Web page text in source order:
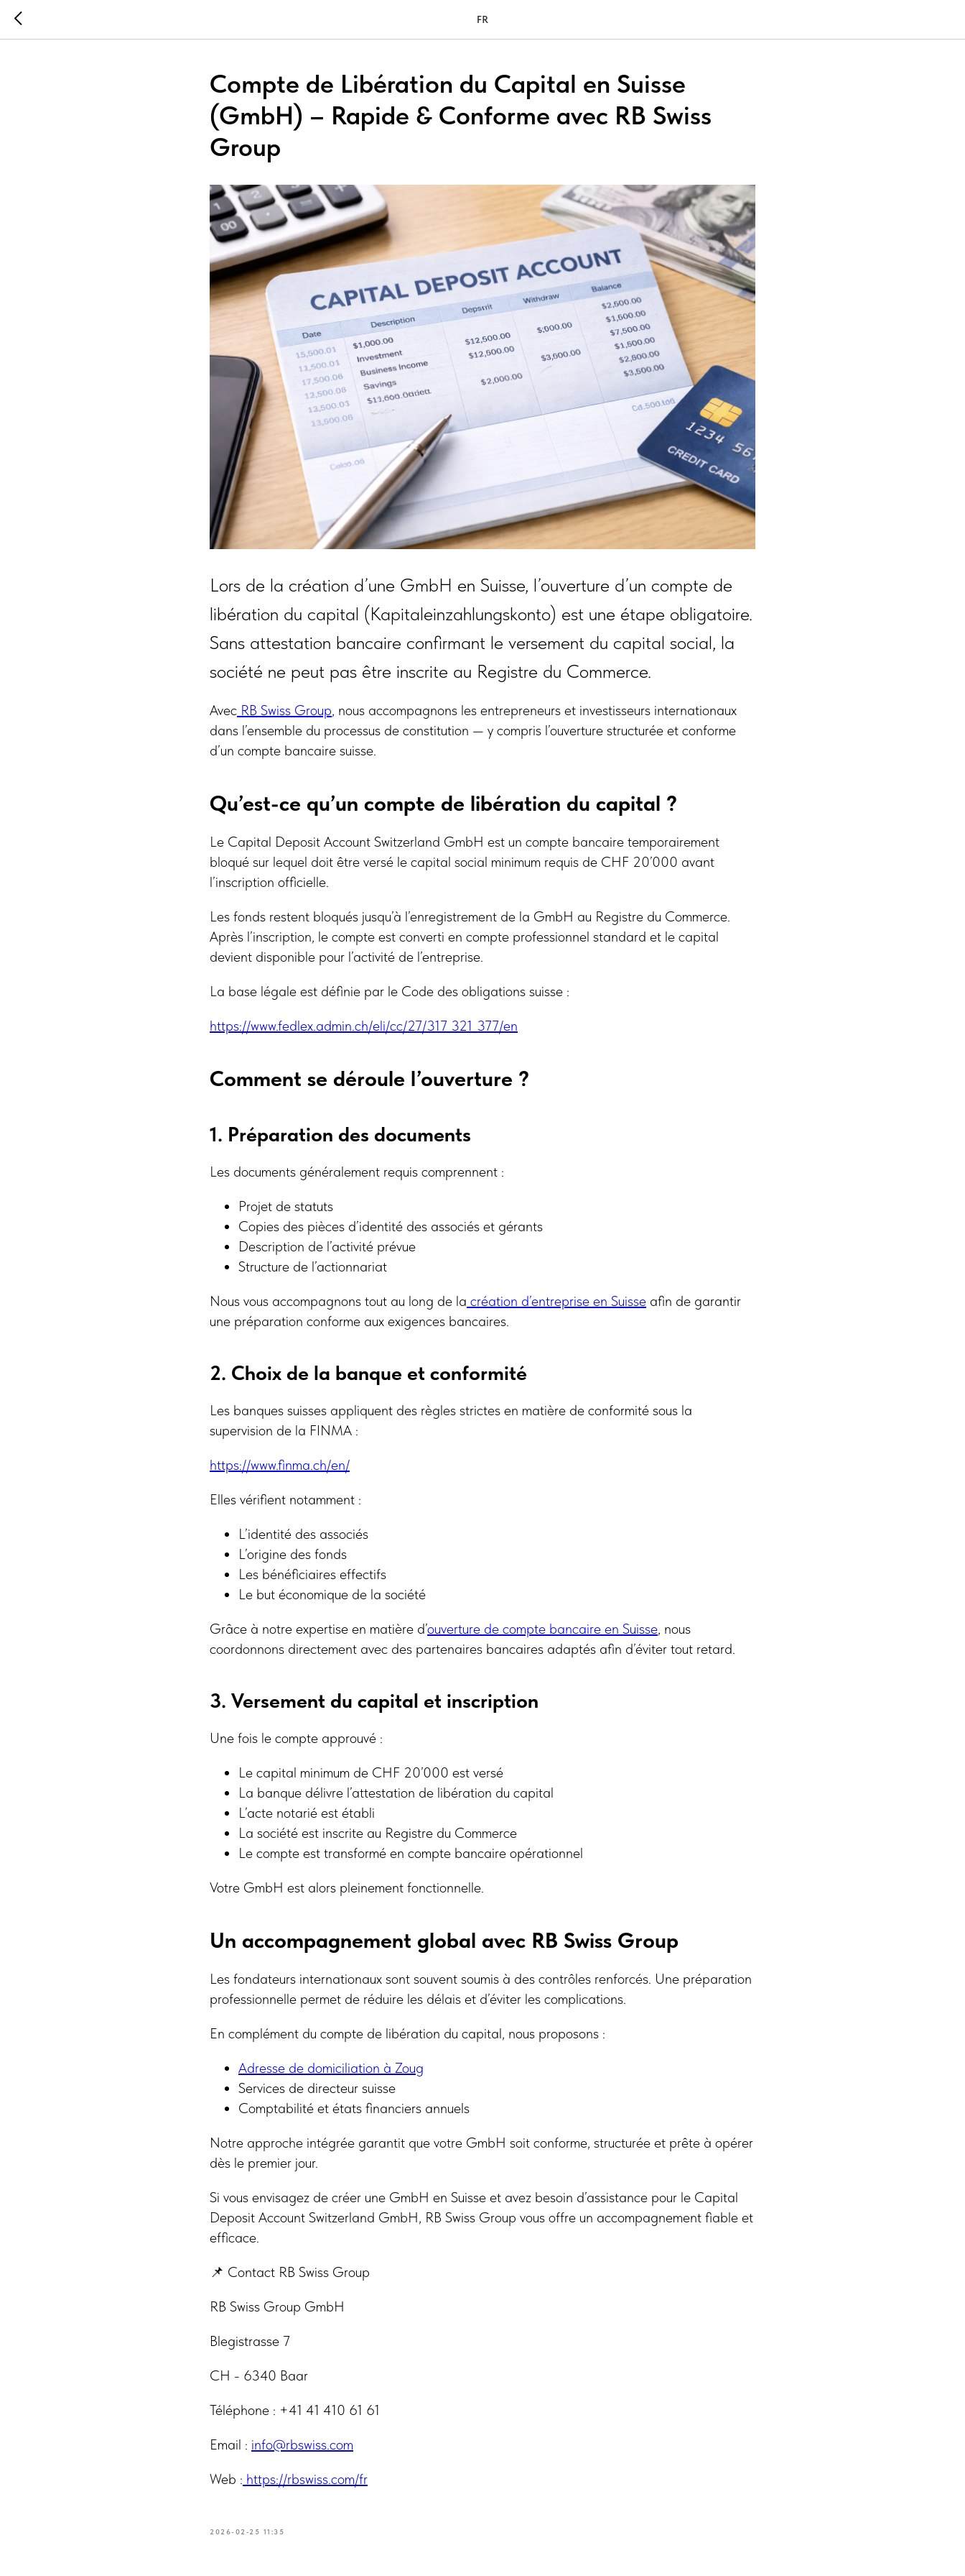
FR
Compte de Libération du Capital en Suisse
(GmbH) – Rapide & Conforme avec RB Swiss
Group
Lors de la création d’une GmbH en Suisse, l’ouverture d’un compte de
libération du capital (Kapitaleinzahlungskonto) est une étape obligatoire.
Sans attestation bancaire confirmant le versement du capital social, la
société ne peut pas être inscrite au Registre du Commerce.
Avec RB Swiss Group, nous accompagnons les entrepreneurs et investisseurs internationaux
dans l’ensemble du processus de constitution — y compris l’ouverture structurée et conforme
d’un compte bancaire suisse.
Qu’est-ce qu’un compte de libération du capital ?
Le Capital Deposit Account Switzerland GmbH est un compte bancaire temporairement
bloqué sur lequel doit être versé le capital social minimum requis de CHF 20’000 avant
l’inscription officielle.
Les fonds restent bloqués jusqu’à l’enregistrement de la GmbH au Registre du Commerce.
Après l’inscription, le compte est converti en compte professionnel standard et le capital
devient disponible pour l’activité de l’entreprise.
La base légale est définie par le Code des obligations suisse :
https://www.fedlex.admin.ch/eli/cc/27/317_321_377/en
Comment se déroule l’ouverture ?
1. Préparation des documents
Les documents généralement requis comprennent :
Projet de statuts
Copies des pièces d’identité des associés et gérants
Description de l’activité prévue
Structure de l’actionnariat
Nous vous accompagnons tout au long de la création d’entreprise en Suisse afin de garantir
une préparation conforme aux exigences bancaires.
2. Choix de la banque et conformité
Les banques suisses appliquent des règles strictes en matière de conformité sous la
supervision de la FINMA :
https://www.finma.ch/en/
Elles vérifient notamment :
L’identité des associés
L’origine des fonds
Les bénéficiaires effectifs
Le but économique de la société
Grâce à notre expertise en matière d’ouverture de compte bancaire en Suisse, nous
coordonnons directement avec des partenaires bancaires adaptés afin d’éviter tout retard.
3. Versement du capital et inscription
Une fois le compte approuvé :
Le capital minimum de CHF 20’000 est versé
La banque délivre l’attestation de libération du capital
L’acte notarié est établi
La société est inscrite au Registre du Commerce
Le compte est transformé en compte bancaire opérationnel
Votre GmbH est alors pleinement fonctionnelle.
Un accompagnement global avec RB Swiss Group
Les fondateurs internationaux sont souvent soumis à des contrôles renforcés. Une préparation
professionnelle permet de réduire les délais et d’éviter les complications.
En complément du compte de libération du capital, nous proposons :
Adresse de domiciliation à Zoug
Services de directeur suisse
Comptabilité et états financiers annuels
Notre approche intégrée garantit que votre GmbH soit conforme, structurée et prête à opérer
dès le premier jour.
Si vous envisagez de créer une GmbH en Suisse et avez besoin d’assistance pour le Capital
Deposit Account Switzerland GmbH, RB Swiss Group vous offre un accompagnement fiable et
efficace.
📌 Contact RB Swiss Group
RB Swiss Group GmbH
Blegistrasse 7
CH - 6340 Baar
Téléphone : +41 41 410 61 61
Email : info@rbswiss.com
Web : https://rbswiss.com/fr
2026-02-25 11:35